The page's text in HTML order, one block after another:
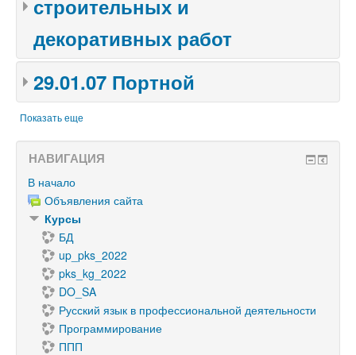
строительных и
декоративных работ
29.01.07 Портной
Показать еще
НАВИГАЦИЯ
В начало
Объявления сайта
Курсы
БД
up_pks_2022
pks_kg_2022
DO_SA
Русский язык в профессиональной деятельности
Программирование
ППП